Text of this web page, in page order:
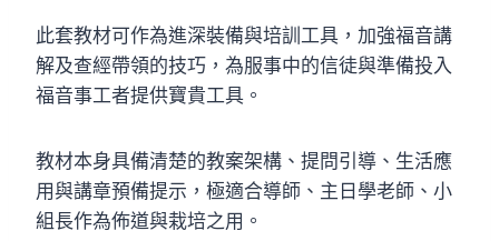
此套教材可作為進深裝備與培訓工具，加強福音講
解及查經帶領的技巧，為服事中的信徒與準備投入
福音事工者提供寶貴工具。
教材本身具備清楚的教案架構、提問引導、生活應
用與講章預備提示，極適合導師、主日學老師、小
組長作為佈道與栽培之用。